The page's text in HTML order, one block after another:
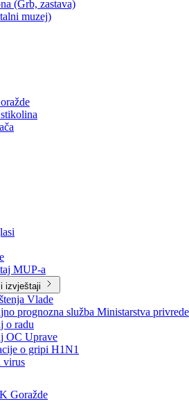
(Grb, zastava)
muzej)
MUP-a
izvještaji
Vlade
prognozna služba Ministarstva privrede
o radu
OC Uprave
o gripi H1N1
virus